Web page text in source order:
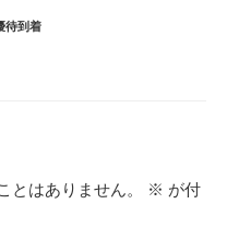
待到着
とはありません。 ※ が付